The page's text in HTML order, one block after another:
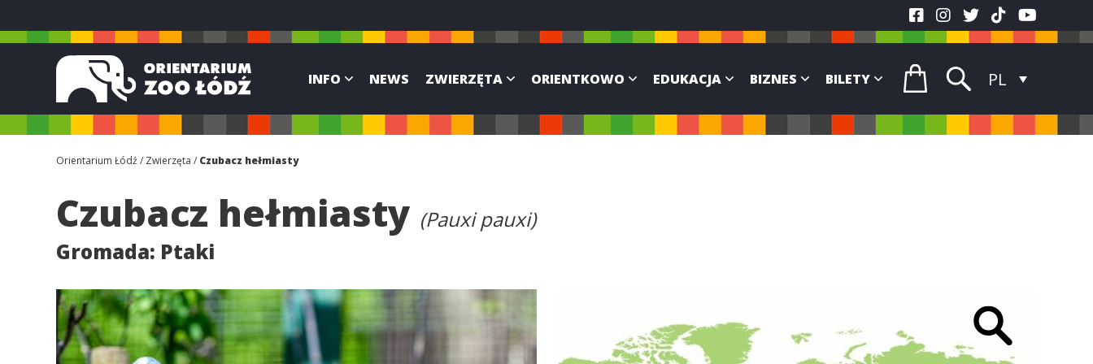
INFO NEWS ZWIERZĘTA ORIENTKOWO EDUKACJA BIZNES BILETY PL
Orientarium Łódź Zwierzęta Czubacz hełmiasty
Czubacz hełmiasty (Pauxi pauxi)
Gromada: Ptaki